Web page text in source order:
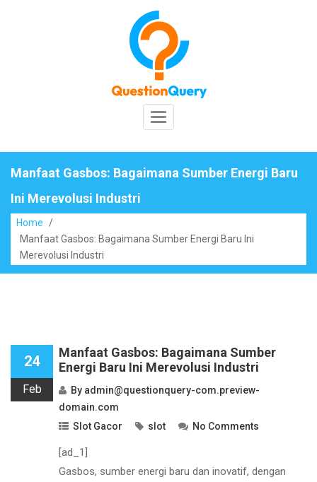
Toggle
Manfaat Gasbos: Bagaimana Sumber Energi Baru
Ini Merevolusi Industri
Home
/
Manfaat Gasbos: Bagaimana Sumber Energi Baru Ini
Merevolusi Industri
24
Feb
Manfaat Gasbos: Bagaimana Sumber
Energi Baru Ini Merevolusi Industri
By admin@questionquery-com.preview-
domain.com
Slot Gacor
slot No Comments
[ad_1]
Gasbos, sumber energi baru dan inovatif, dengan